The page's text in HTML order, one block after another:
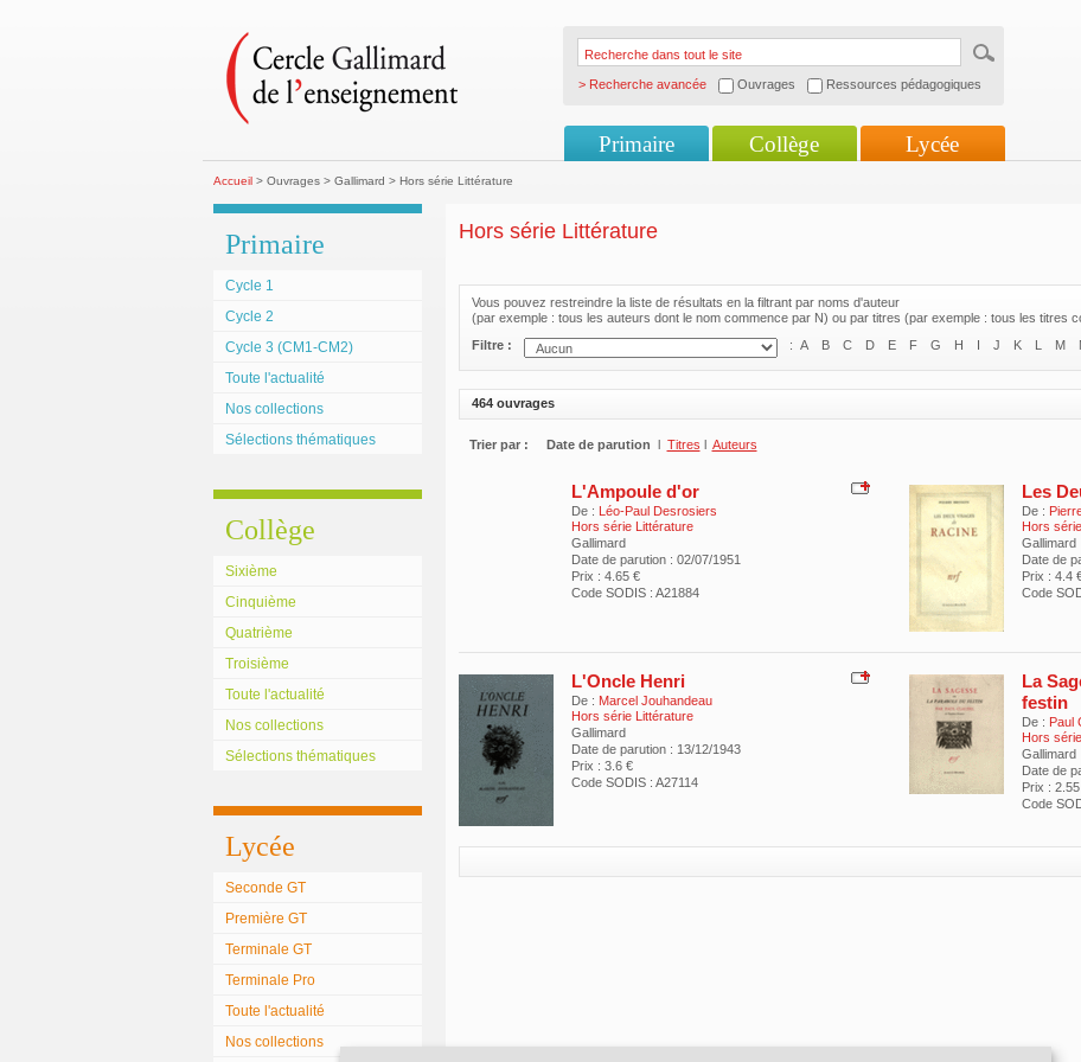
> Recherche avancée Ouvrages Ressources pédagogiques
Primaire Collège Lycée
Accueil> Ouvrages > Gallimard > Hors série Littérature
Primaire
Cycle 1
Cycle 2
Cycle 3 (CM1-CM2)
Toute l'actualité
Nos collections
Sélections thématiques
Collège
Sixième
Cinquième
Quatrième
Troisième
Toute l'actualité
Nos collections
Sélections thématiques
Lycée
Seconde GT
Première GT
Terminale GT
Terminale Pro
Toute l'actualité
Nos collections
Hors série Littérature
Vous pouvez restreindre la liste de résultats en la filtrant par noms d'auteur
(par exemple : tous les auteurs dont le nom commence par N) ou par titres (par exemple : tous les titres
Filtre :
: A B C D E F G H I J K L M
464 ouvrages
Trier par : Date de parution l Titres l Auteurs
L'Ampoule d'or
De : Léo-Paul Desrosiers
Hors série Littérature
Gallimard
Date de parution : 02/07/1951
Prix : 4.65 €
Code SODIS : A21884
Les
De :
Hors
Gallimard
Date de
Prix : 4.4
Code
L'Oncle Henri
De : Marcel Jouhandeau
Hors série Littérature
Gallimard
Date de parution : 13/12/1943
Prix : 3.6 €
Code SODIS : A27114
La
festin
De : Paul
Hors
Gallimard
Date de
Prix :
Code